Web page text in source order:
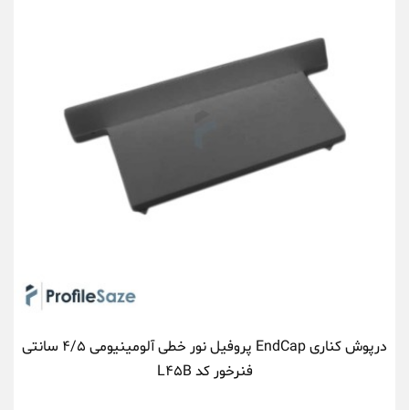
درپوش کناری EndCap پروفیل نور خطی آلومینیومی ۴/۵ سانتی
فنرخور کد L۴۵B